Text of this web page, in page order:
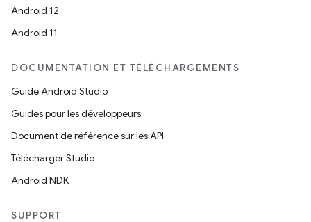
Android 12
Android 11
DOCUMENTATION ET TÉLÉCHARGEMENTS
Guide Android Studio
Guides pour les développeurs
Document de référence sur les API
Télécharger Studio
Android NDK
SUPPORT